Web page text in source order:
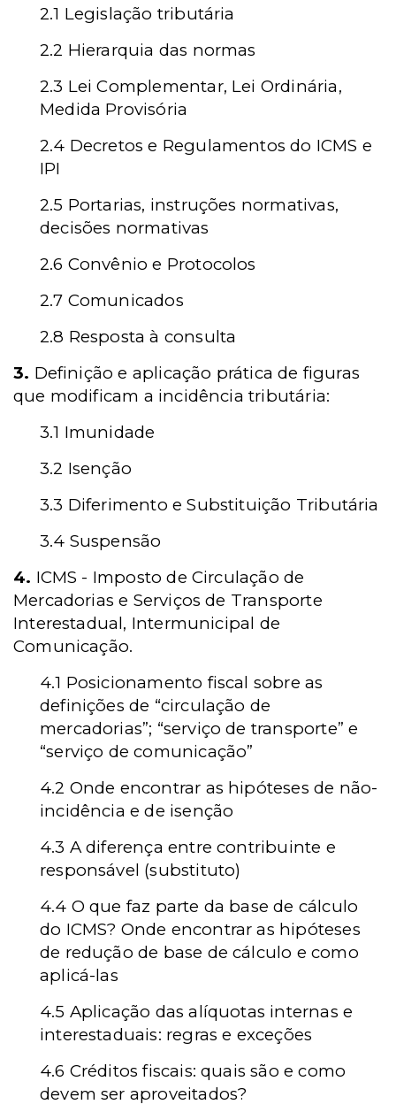
2.1 Legislação tributária
2.2 Hierarquia das normas
2.3 Lei Complementar, Lei Ordinária,
Medida Provisória
2.4 Decretos e Regulamentos do ICMS e
IPI
2.5 Portarias, instruções normativas,
decisões normativas
2.6 Convênio e Protocolos
2.7 Comunicados
2.8 Resposta à consulta
3. Definição e aplicação prática de figuras
que modificam a incidência tributária:
3.1 Imunidade
3.2 Isenção
3.3 Diferimento e Substituição Tributária
3.4 Suspensão
4. ICMS - Imposto de Circulação de
Mercadorias e Serviços de Transporte
Interestadual, Intermunicipal de
Comunicação.
4.1 Posicionamento fiscal sobre as
definições de “circulação de
mercadorias”; “serviço de transporte” e
“serviço de comunicação”
4.2 Onde encontrar as hipóteses de não-
incidência e de isenção
4.3 A diferença entre contribuinte e
responsável (substituto)
4.4 O que faz parte da base de cálculo
do ICMS? Onde encontrar as hipóteses
de redução de base de cálculo e como
aplicá-las
4.5 Aplicação das alíquotas internas e
interestaduais: regras e exceções
4.6 Créditos fiscais: quais são e como
devem ser aproveitados?